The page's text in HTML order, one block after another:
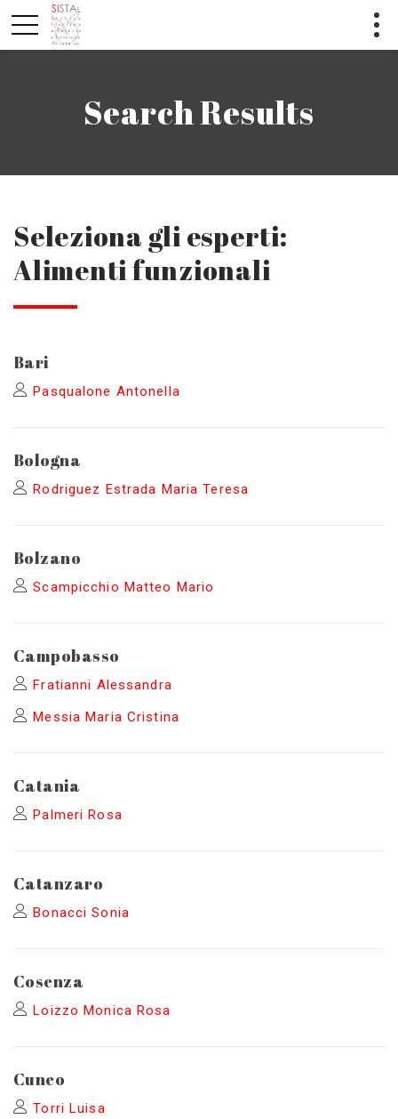
Search Results
Seleziona gli esperti:
Alimenti funzionali
Bari
Pasqualone Antonella
Bologna
Rodriguez Estrada Maria Teresa
Bolzano
Scampicchio Matteo Mario
Campobasso
Fratianni Alessandra
Messia Maria Cristina
Catania
Palmeri Rosa
Catanzaro
Bonacci Sonia
Cosenza
Loizzo Monica Rosa
Cuneo
Torri Luisa